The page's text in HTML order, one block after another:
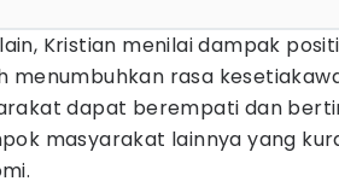
lain, Kristian menilai dampak
menumbuhkan rasa
dapat berempati dan
masyarakat lainnya yang